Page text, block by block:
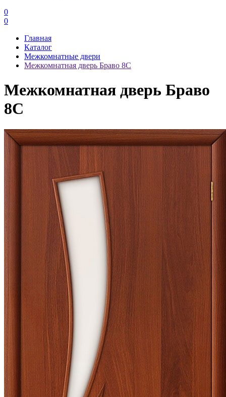
0
0
Главная
Каталог
Межкомнатные двери
Межкомнатная дверь Браво 8C
Межкомнатная дверь Браво
8C